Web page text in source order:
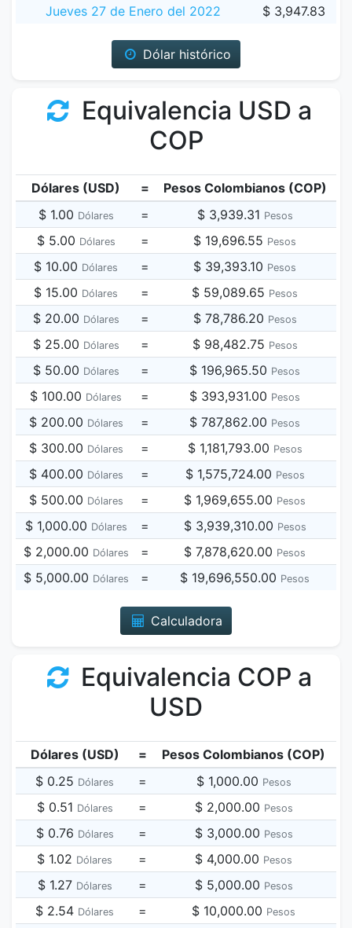
Jueves 27 de Enero del 2022
$ 3,947.83
Dólar histórico
Equivalencia USD a
COP
Dólares (USD) =
Pesos Colombianos (COP)
$ 1.00 Dólares = $ 3,939.31 Pesos
$ 5.00 Dólares = $ 19,696.55 Pesos
$ 10.00 Dólares = $ 39,393.10 Pesos
$ 15.00 Dólares = $ 59,089.65 Pesos
$ 20.00 Dólares = $ 78,786.20 Pesos
$ 25.00 Dólares = $ 98,482.75 Pesos
$ 50.00 Dólares = $ 196,965.50 Pesos
$ 100.00 Dólares = $ 393,931.00 Pesos
$ 200.00 Dólares = $ 787,862.00 Pesos
$ 300.00 Dólares = $ 1,181,793.00 Pesos
$ 400.00 Dólares = $ 1,575,724.00 Pesos
$ 500.00 Dólares = $ 1,969,655.00 Pesos
$ 1,000.00 Dólares = $ 3,939,310.00 Pesos
$ 2,000.00 Dólares = $ 7,878,620.00 Pesos
$ 5,000.00 Dólares = $ 19,696,550.00 Pesos
Calculadora
Equivalencia COP a
USD
Dólares (USD) =
Pesos Colombianos (COP)
$ 0.25 Dólares = $ 1,000.00 Pesos
$ 0.51 Dólares = $ 2,000.00 Pesos
$ 0.76 Dólares = $ 3,000.00 Pesos
$ 1.02 Dólares = $ 4,000.00 Pesos
$ 1.27 Dólares = $ 5,000.00 Pesos
$ 2.54 Dólares = $ 10,000.00 Pesos